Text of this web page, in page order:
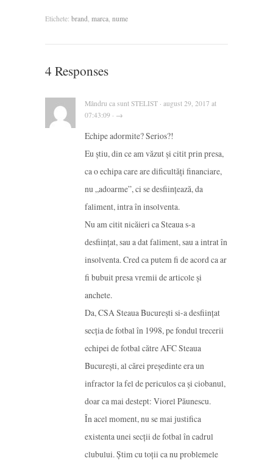
Etichete: brand, marca, nume
4 Responses
Mândru ca sunt STELIST · august 29, 2017 at
07:43:09 · →
Echipe adormite? Serios?!
Eu știu, din ce am văzut și citit prin presa,
ca o echipa care are dificultăți financiare,
nu „adoarme”, ci se desființează, da
faliment, intra în insolventa.
Nu am citit nicăieri ca Steaua s-a
desființat, sau a dat faliment, sau a intrat în
insolventa. Cred ca putem fi de acord ca ar
fi bubuit presa vremii de articole și
anchete.
Da, CSA Steaua București si-a desființat
secția de fotbal în 1998, pe fondul trecerii
echipei de fotbal către AFC Steaua
București, al cărei președinte era un
infractor la fel de periculos ca și ciobanul,
doar ca mai destept: Viorel Păunescu.
În acel moment, nu se mai justifica
existenta unei secții de fotbal în cadrul
clubului. Știm cu toții ca nu problemele